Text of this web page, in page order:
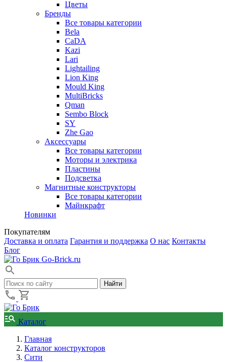
Цветы
Бренды
Все товары категории
Bela
CaDA
Kazi
Lari
Lightailing
Lion King
Mould King
MultiBricks
Qman
Sembo Block
SY
Zhe Gao
Аксессуары
Все товары категории
Моторы и электрика
Пластины
Подсветка
Магнитные конструкторы
Все товары категории
Майнкрафт
Новинки
Покупателям
Доставка и оплата Гарантия и поддержка О нас Контакты
Блог
Go-Brick.ru
Каталог
Главная
Каталог конструкторов
Сити